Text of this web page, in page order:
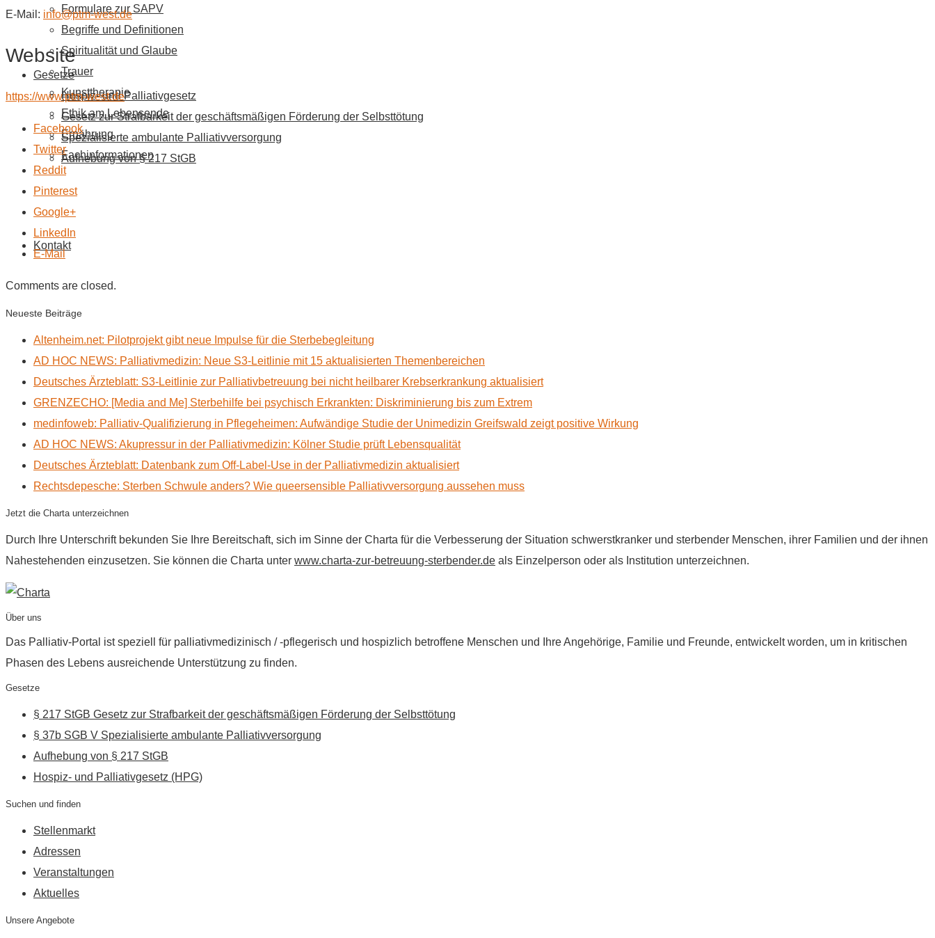
Formulare zur SAPV
Begriffe und Definitionen
Spiritualität und Glaube
Trauer
Kunsttherapie
Ethik am Lebensende
Ernährung
Fachinformationen
Gesetze
Hospiz- und Palliativgesetz
Gesetz zur Strafbarkeit der geschäftsmäßigen Förderung der Selbsttötung
Spezialisierte ambulante Palliativversorgung
Aufhebung von § 217 StGB
Kontakt
E-Mail: info@ptm-west.de
Website
https://www.ptm-west.de
Facebook
Twitter
Reddit
Pinterest
Google+
LinkedIn
E-Mail
Comments are closed.
Neueste Beiträge
Altenheim.net: Pilotprojekt gibt neue Impulse für die Sterbebegleitung
AD HOC NEWS: Palliativmedizin: Neue S3-Leitlinie mit 15 aktualisierten Themenbereichen
Deutsches Ärzteblatt: S3-Leitlinie zur Palliativbetreuung bei nicht heilbarer Krebserkrankung aktualisiert
GRENZECHO: [Media and Me] Sterbehilfe bei psychisch Erkrankten: Diskriminierung bis zum Extrem
medinfoweb: Palliativ-Qualifizierung in Pflegeheimen: Aufwändige Studie der Unimedizin Greifswald zeigt positive Wirkung
AD HOC NEWS: Akupressur in der Palliativmedizin: Kölner Studie prüft Lebensqualität
Deutsches Ärzteblatt: Datenbank zum Off-Label-Use in der Palliativmedizin aktualisiert
Rechtsdepesche: Sterben Schwule anders? Wie queersensible Palliativversorgung aussehen muss
Jetzt die Charta unterzeichnen
Durch Ihre Unterschrift bekunden Sie Ihre Bereitschaft, sich im Sinne der Charta für die Verbesserung der Situation schwerstkranker und sterbender Menschen, ihrer Familien und der ihnen
Nahestehenden einzusetzen. Sie können die Charta unter www.charta-zur-betreuung-sterbender.de als Einzelperson oder als Institution unterzeichnen.
Über uns
Das Palliativ-Portal ist speziell für palliativmedizinisch / -pflegerisch und hospizlich betroffene Menschen und Ihre Angehörige, Familie und Freunde, entwickelt worden, um in kritischen
Phasen des Lebens ausreichende Unterstützung zu finden.
Gesetze
§ 217 StGB Gesetz zur Strafbarkeit der geschäftsmäßigen Förderung der Selbsttötung
§ 37b SGB V Spezialisierte ambulante Palliativversorgung
Aufhebung von § 217 StGB
Hospiz- und Palliativgesetz (HPG)
Suchen und finden
Stellenmarkt
Adressen
Veranstaltungen
Aktuelles
Unsere Angebote